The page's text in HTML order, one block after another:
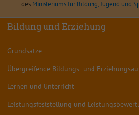
des Ministeriums für Bildung, Jugend und
Bildung und Erziehung
Grundsätze
Übergreifende Bildungs- und
Lernen und Unterricht
Leistungsfeststellung und